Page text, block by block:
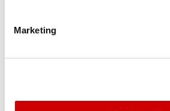
Marketing
portofrei